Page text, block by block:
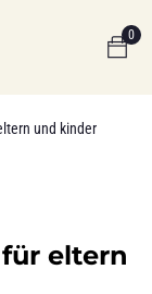
0
und kinder
eltern